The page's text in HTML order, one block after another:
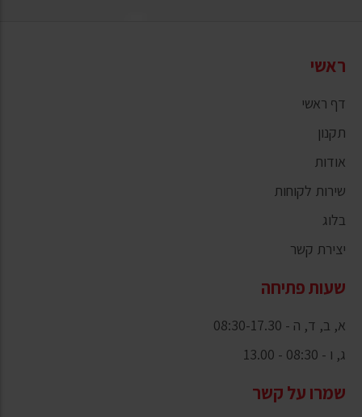
ראשי
דף ראשי
תקנון
אודות
שירות לקוחות
בלוג
יצירת קשר
שעות פתיחה
א, ב, ד, ה - 08:30-17.30
ג, ו - 08:30 - 13.00
שמרו על קשר